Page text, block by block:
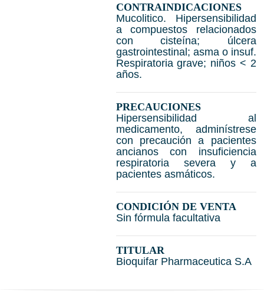
CONTRAINDICACIONES
Mucolitico. Hipersensibilidad
a compuestos relacionados
con cisteína; úlcera
gastrointestinal; asma o insuf.
Respiratoria grave; niños < 2
años.
PRECAUCIONES
Hipersensibilidad al
medicamento, adminístrese
con precaución a pacientes
ancianos con insuficiencia
respiratoria severa y a
pacientes asmáticos.
CONDICIÓN DE VENTA
Sin fórmula facultativa
TITULAR
Bioquifar Pharmaceutica S.A